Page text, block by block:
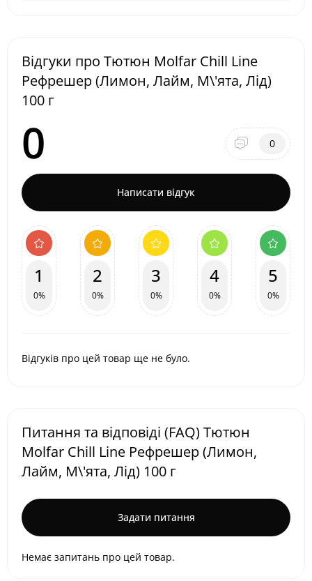
Відгуки про Тютюн Molfar Chill Line
Рефрешер (Лимон, Лайм, М\'ята, Лід)
100 г
0 0
Написати відгук
1
0%
2
0%
3
0%
4
0%
5
0%
Відгуків про цей товар ще не було.
Питання та відповіді (FAQ) Тютюн
Molfar Chill Line Рефрешер (Лимон,
Лайм, М\'ята, Лід) 100 г
Задати питання
Немає запитань про цей товар.